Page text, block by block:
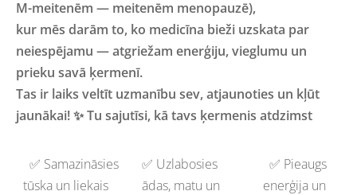
M-meitenēm — meitenēm menopauzē),
kur mēs darām to, ko medicīna bieži uzskata par
neiespējamu — atgriežam enerģiju, vieglumu un
prieku savā ķermenī.
Tas ir laiks veltīt uzmanību sev, atjaunoties un kļūt
jaunākai! ✨ Tu sajutīsi, kā tavs ķermenis atdzimst
✅ Samazināsies
tūska un liekais
✅ Uzlabosies
ādas, matu un
✅ Pieaugs
enerģija un